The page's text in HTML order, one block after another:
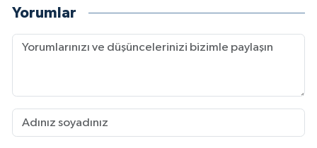
Yorumlar